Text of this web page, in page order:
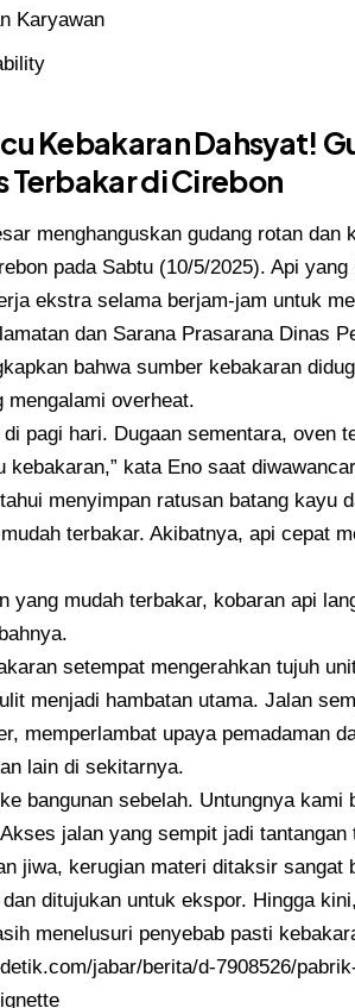
Karyawan
Kebakaran Dahsyat!
Terbakar di Cirebon
menghanguskan gudang rotan dan
pada Sabtu (10/5/2025). Api
ekstra selama berjam-jam untuk
dan Sarana Prasarana Dinas
bahwa sumber kebakaran
mengalami overheat.
pagi hari. Dugaan sementara, oven
kebakaran,” kata Eno saat
menyimpan ratusan batang
terbakar. Akibatnya, api cepat
yang mudah terbakar, kobaran api
setempat mengerahkan tujuh
menjadi hambatan utama. Jalan
memperlambat upaya pemadaman
lain di sekitarnya.
bangunan sebelah. Untungnya kami
jalan yang sempit jadi
jiwa, kerugian materi ditaksir sangat
ditujukan untuk ekspor. Hingga
menelusuri penyebab pasti
jabar/berita/d-7908526/